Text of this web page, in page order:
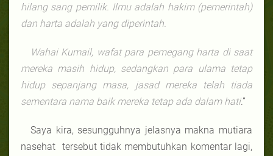
hilang sang pemilik. Ilmu adalah hakim (pemerintah)
dan harta adalah yang diperintah.
Wahai Kumail, wafat para pemegang harta di saat
mereka masih hidup, sedangkan para ulama tetap
hidup sepanjang masa, jasad mereka telah tiada
sementara nama baik mereka tetap ada dalam hati.”
Saya kira, sesungguhnya jelasnya makna mutiara
nasehat tersebut tidak membutuhkan komentar lagi,